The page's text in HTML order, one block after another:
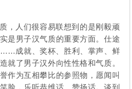
人们很容易联想到的是刚毅顽
是男子汉气质的重要方面。仕途
……成就、奖杯、胜利、掌声、鲜
就了男子汉外向性性格和气质。
作为互相攀比的参照物，愿闻叫
脸，乐听恭维话、赞扬话。谈到